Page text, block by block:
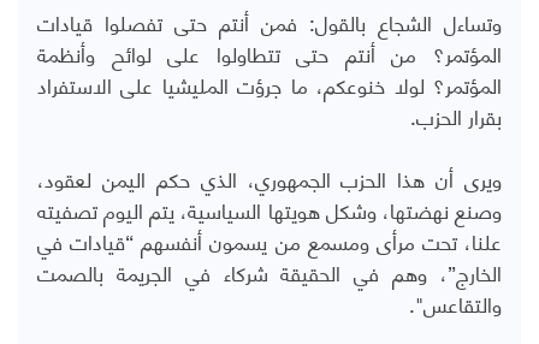
وتساءل الشجاع بالقول: فمن أنتم حتى تفصلوا قيادات
المؤتمر؟ من أنتم حتى تتطاولوا على لوائح وأنظمة
المؤتمر؟ لولا خنوعكم، ما جرؤت المليشيا على الاستفراد
بقرار الحزب.
ويرى أن هذا الحزب الجمهوري، الذي حكم اليمن لعقود،
وصنع نهضتها، وشكل هويتها السياسية، يتم اليوم تصفيته
علنا، تحت مرأى ومسمع من يسمون أنفسهم “قيادات في
الخارج”، وهم في الحقيقة شركاء في الجريمة بالصمت
والتقاعس".